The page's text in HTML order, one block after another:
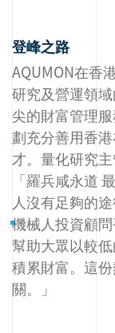
登峰之路
AQUMON在香
研究及營運領
尖的財富管理
劃充分善用香
才。量化研究
「羅兵咸永道
人沒有足夠的
機械人投資顧
幫助大眾以較
積累財富。這
關。」